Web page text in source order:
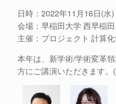
日時：2022年11月16日(水)
会場：早稲田大学 西早稲
主催：プロジェクト 計算
本年は、新学術/学術変革
方にご講演いただきます。(